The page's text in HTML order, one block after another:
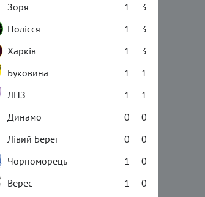
Зоря 1
3
Полісся 1
3
Харків 1
3
Буковина 1
1
ЛНЗ 1
1
Динамо 0
0
Лівий Берег 0
0
Чорноморець 1
0
Верес 1
0